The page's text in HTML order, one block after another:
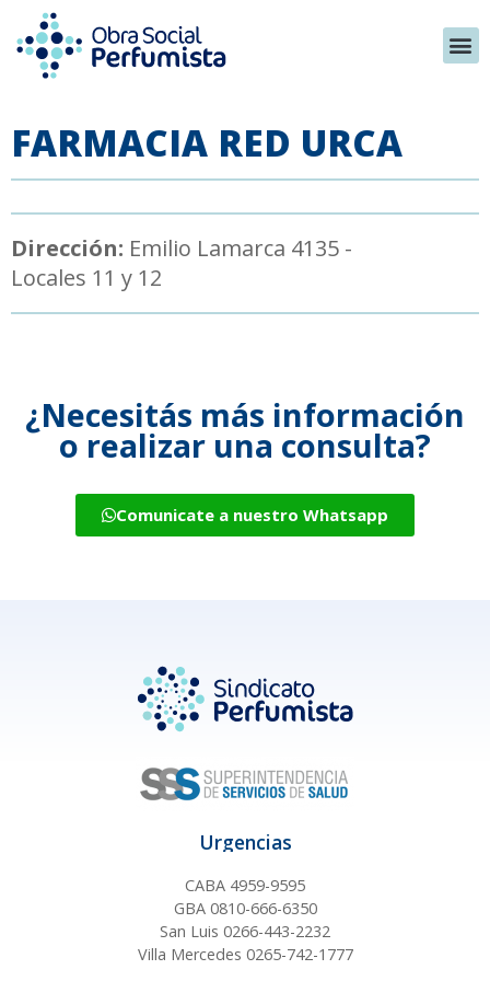
FARMACIA RED URCA
Dirección: Emilio Lamarca 4135 -
Locales 11 y 12
¿Necesitás más información
o realizar una consulta?
Comunicate a nuestro Whatsapp
Urgencias
CABA 4959-9595
GBA 0810-666-6350
San Luis 0266-443-2232
Villa Mercedes 0265-742-1777